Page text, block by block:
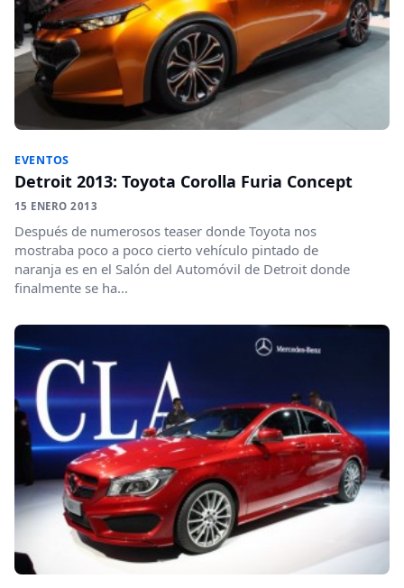
EVENTOS
Detroit 2013: Toyota Corolla Furia Concept
15 ENERO 2013
Después de numerosos teaser donde Toyota nos
mostraba poco a poco cierto vehículo pintado de
naranja es en el Salón del Automóvil de Detroit donde
finalmente se ha...